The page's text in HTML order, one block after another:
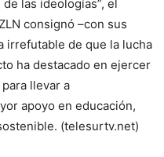
las ideologías”, el
consignó –con sus
irrefutable de que la lucha
ha destacado en ejercer
llevar a
apoyo en educación,
(telesurtv.net)